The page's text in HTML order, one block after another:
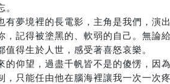
夢境裡的長電影，主角是我們，演
記得被塗黑的、軟弱的自己。無論
得生於人世，感受著喜怒哀樂。
仰望，過盡千帆皆不是的傻愣，因
只能任由他在腦海裡讓我一次一次